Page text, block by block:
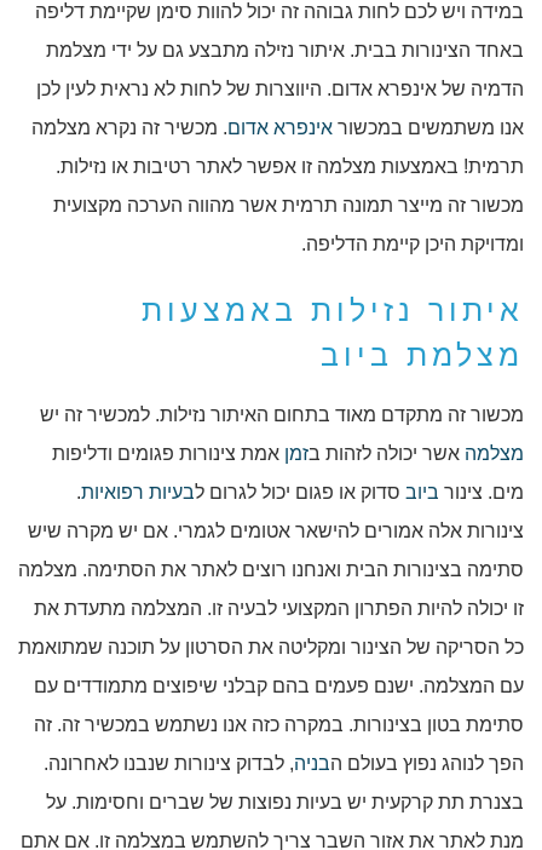
במידה ויש לכם לחות גבוהה זה יכול להוות סימן שקיימת דליפה
באחד הצינורות בבית. איתור נזילה מתבצע גם על ידי מצלמת
הדמיה של אינפרא אדום. היווצרות של לחות לא נראית לעין לכן
אנו משתמשים במכשור אינפרא אדום. מכשיר זה נקרא מצלמה
תרמית! באמצעות מצלמה זו אפשר לאתר רטיבות או נזילות.
מכשור זה מייצר תמונה תרמית אשר מהווה הערכה מקצועית
ומדויקת היכן קיימת הדליפה.
איתור נזילות באמצעות
מצלמת ביוב
מכשור זה מתקדם מאוד בתחום האיתור נזילות. למכשיר זה יש
מצלמה אשר יכולה לזהות בזמן אמת צינורות פגומים ודליפות
מים. צינור ביוב סדוק או פגום יכול לגרום לבעיות רפואיות.
צינורות אלה אמורים להישאר אטומים לגמרי. אם יש מקרה שיש
סתימה בצינורות הבית ואנחנו רוצים לאתר את הסתימה. מצלמה
זו יכולה להיות הפתרון המקצועי לבעיה זו. המצלמה מתעדת את
כל הסריקה של הצינור ומקליטה את הסרטון על תוכנה שמתואמת
עם המצלמה. ישנם פעמים בהם קבלני שיפוצים מתמודדים עם
סתימת בטון בצינורות. במקרה כזה אנו נשתמש במכשיר זה. זה
הפך לנוהג נפוץ בעולם הבניה, לבדוק צינורות שנבנו לאחרונה.
בצנרת תת קרקעית יש בעיות נפוצות של שברים וחסימות. על
מנת לאתר את אזור השבר צריך להשתמש במצלמה זו. אם אתם